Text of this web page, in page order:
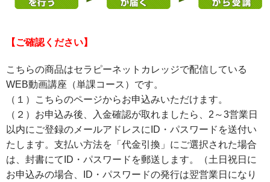
【ご確認ください】
こちらの商品はセラピーネットカレッジで配信している
WEB動画講座（単課コース）です。
（１）こちらのページからお申込みいただけます。
（２）お申込み後、入金確認が取れましたら、2～3営業日
以内にご登録のメールアドレスにID・パスワードを送付い
たします。支払い方法を「代金引換」にご選択された場合
は、封書にてID・パスワードを郵送します。（土日祝日に
お申込みの場合、ID・パスワードの発行は翌営業日になり